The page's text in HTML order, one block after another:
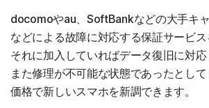
docomoやau、SoftBankなどの大手キ
などによる故障に対応する保証サービス
それに加入していればデータ復旧に対応
また修理が不可能な状態であったとし
価格で新しいスマホを新調できます。